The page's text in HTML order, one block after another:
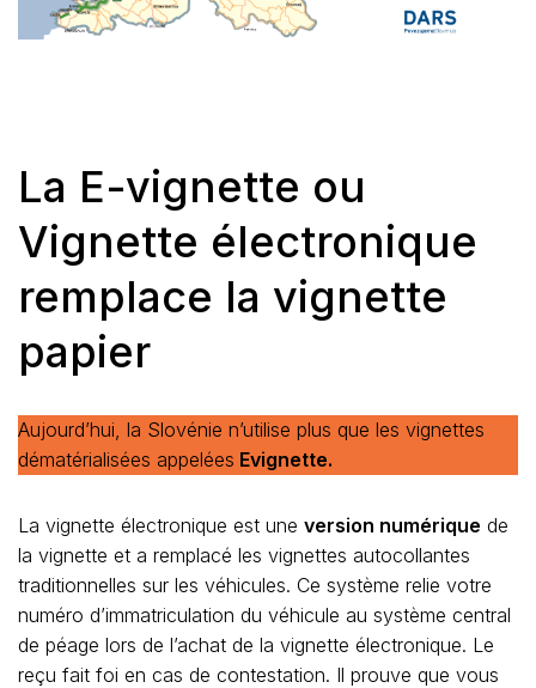
La E-vignette ou
Vignette électronique
remplace la vignette
papier
Aujourd’hui, la Slovénie n’utilise plus que les vignettes
dématérialisées appelées Evignette.
La vignette électronique est une version numérique de
la vignette et a remplacé les vignettes autocollantes
traditionnelles sur les véhicules. Ce système relie votre
numéro d’immatriculation du véhicule au système central
de péage lors de l’achat de la vignette électronique. Le
reçu fait foi en cas de contestation. Il prouve que vous